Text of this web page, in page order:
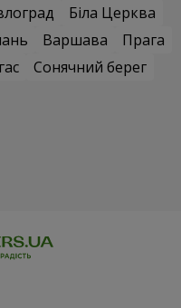
Біла Церква
Варшава
Прага
Сонячний берег